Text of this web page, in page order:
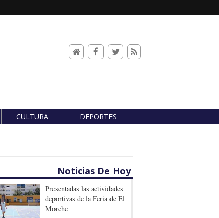
CULTURA DEPORTES
Noticias De Hoy
Presentadas las actividades
deportivas de la Feria de El
Morche